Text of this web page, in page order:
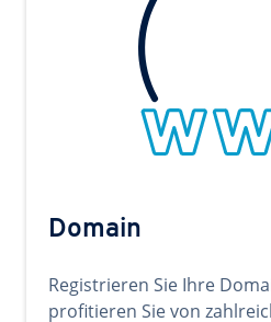
Domain
Registrieren Sie Ihre
profitieren Sie von